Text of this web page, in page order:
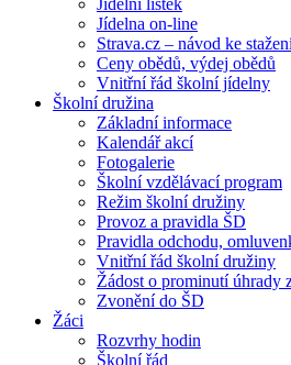
Jídelní lístek
Jídelna on-line
Strava.cz – návod ke
Ceny obědů, výdej obědů
Vnitřní řád školní jídelny
Školní družina
Základní informace
Kalendář akcí
Fotogalerie
Školní vzdělávací program
Režim školní družiny
Provoz a pravidla ŠD
Pravidla odchodu,
Vnitřní řád školní družiny
Žádost o prominutí úhrady
Zvonění do ŠD
Žáci
Rozvrhy hodin
Školní řád